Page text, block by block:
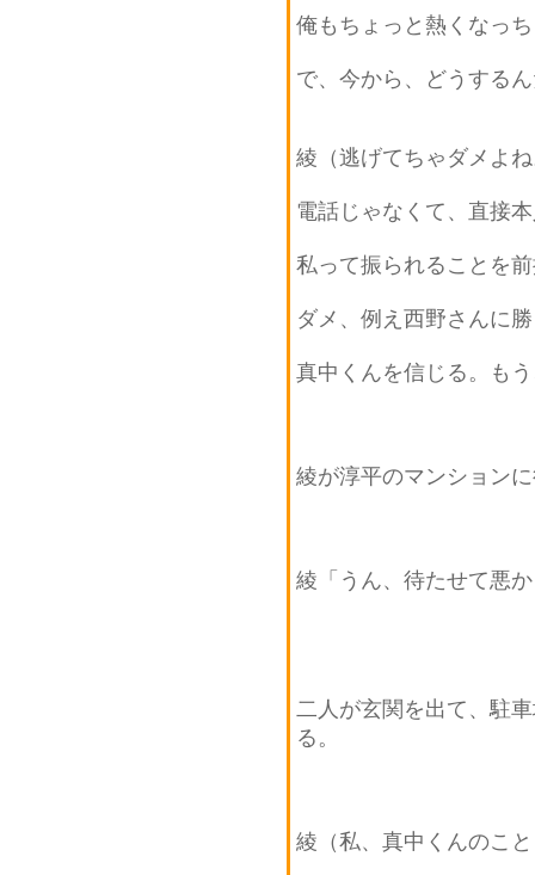
俺もちょっと熱くなっ
で、今から、どうする
綾（逃げてちゃダメよ
電話じゃなくて、直接
私って振られることを
ダメ、例え西野さんに
真中くんを信じる。も
綾が淳平のマンション
綾「うん、待たせて悪
二人が玄関を出て、駐
る。
綾（私、真中くんのこ